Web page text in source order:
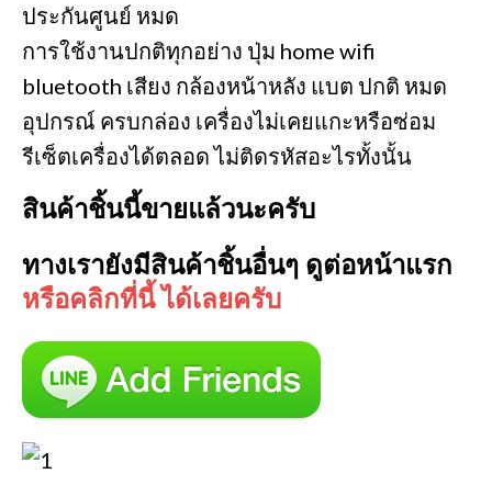
ประกันศูนย์ หมด
การใช้งานปกติทุกอย่าง ปุ่ม home wifi
bluetooth เสียง กล้องหน้าหลัง แบต ปกติ หมด
อุปกรณ์ ครบกล่อง เครื่องไม่เคยแกะหรือซ่อม
รีเซ็ตเครื่องได้ตลอด ไม่ติดรหัสอะไรทั้งนั้น
สินค้าชิ้นนี้ขายแล้วนะครับ
ทางเรายังมีสินค้าชิ้นอื่นๆ ดูต่อหน้าแรก
หรือคลิกที่นี้ ได้เลยครับ